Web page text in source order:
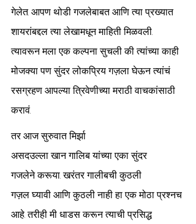
गेलेत. आपण थोडी गजलेबाबत आणि त्या प्रख्यात
शायरांबद्दल त्या लेखामधून माहिती मिळवली.
त्यावरून मला एक कल्पना सुचली की त्यांच्या काही
मोजक्या पण सुंदर लोकप्रिय गज़ला घेऊन त्यांचं
रसग्रहण आपल्या त्रिवेणीच्या मराठी वाचकांसाठी
करावं.
तर आज सुरुवात मिर्झा
असदउल्ला खान गालिब यांच्या एका सुंदर
गजलेने करूया. खरंतर गालीबची कुठली
गज़ल घ्यावी आणि कुठली नाही हा एक मोठा प्रश्नच
आहे. तरीही मी धाडस करून त्याची प्रसिद्ध